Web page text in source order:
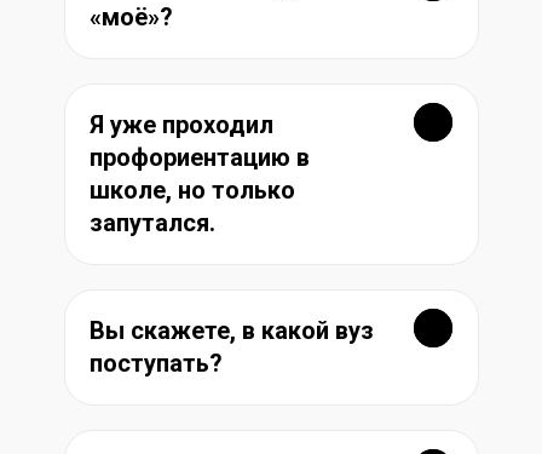
«моё»?
Я уже проходил
профориентацию в
школе, но только
запутался.
Вы скажете, в какой вуз
поступать?